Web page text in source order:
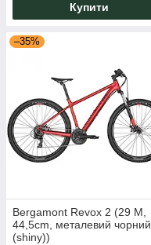
Купити
–35%
Bergamont Revox 2 (29 M,
44,5cm, металевий чорний
(shiny))